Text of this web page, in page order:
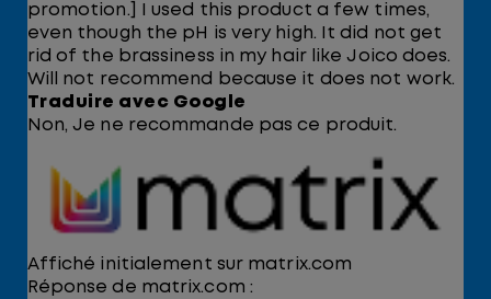
promotion.] I used this product a few times,
even though the pH is very high. It did not get
rid of the brassiness in my hair like Joico does.
Will not recommend because it does not work.
Traduire avec Google
Non, Je ne recommande pas ce produit.
Affiché initialement sur matrix.com
Réponse de matrix.com :